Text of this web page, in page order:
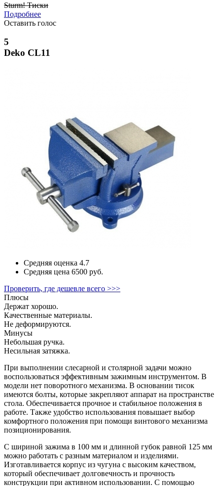
Sturm! Тиски
Подробнее
Оставить голос
5
Deko CL11
Средняя оценка 4.7
Средняя цена 6500 руб.
Проверить, где дешевле всего >>>
Плюсы
Держат хорошо.
Качественные материалы.
Не деформируются.
Минусы
Небольшая ручка.
Несильная затяжка.
При выполнении слесарной и столярной задачи можно
воспользоваться эффективным зажимным инструментом. В
модели нет поворотного механизма. В основании тисок
имеются болты, которые закрепляют аппарат на пространстве
стола. Обеспечивается прочное и стабильное положения в
работе. Также удобство использования повышает выбор
комфортного положения при помощи винтового механизма
позиционирования.
С шириной зажима в 100 мм и длинной губок равной 125 мм
можно работать с разным материалом и изделиями.
Изготавливается корпус из чугуна с высоким качеством,
который обеспечивает долговечность и прочность
конструкции при активном использовании. С помощью